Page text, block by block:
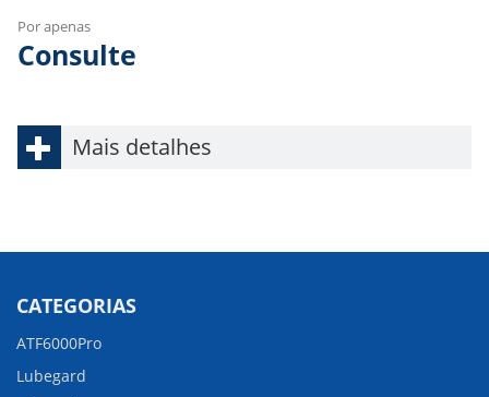
Por apenas
Consulte
Mais detalhes
CATEGORIAS
ATF6000Pro
Lubegard